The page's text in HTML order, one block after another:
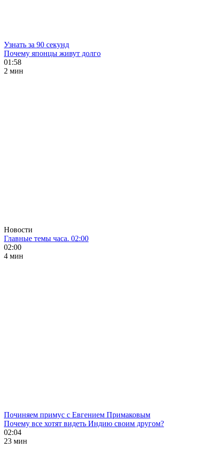
Узнать за 90 секунд
Почему японцы живут долго
01:58
2 мин
Новости
Главные темы часа. 02:00
02:00
4 мин
Починяем примус с Евгением Примаковым
Почему все хотят видеть Индию своим другом?
02:04
23 мин